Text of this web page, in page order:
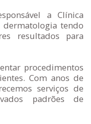
a Clínica
dermatologia tendo
resultados para
procedimentos
Com anos de
serviços de
padrões de